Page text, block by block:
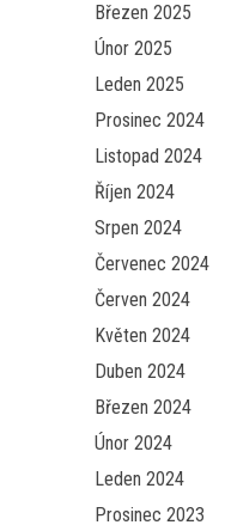
Březen 2025
Únor 2025
Leden 2025
Prosinec 2024
Listopad 2024
Říjen 2024
Srpen 2024
Červenec 2024
Červen 2024
Květen 2024
Duben 2024
Březen 2024
Únor 2024
Leden 2024
Prosinec 2023